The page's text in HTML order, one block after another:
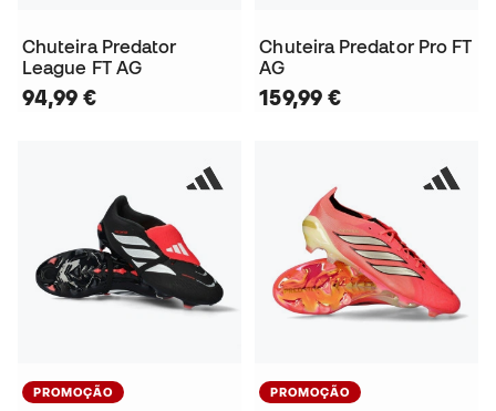
Chuteira Predator
League FT AG
94,99 €
Chuteira Predator Pro FT
AG
159,99 €
PROMOÇÃO PROMOÇÃO